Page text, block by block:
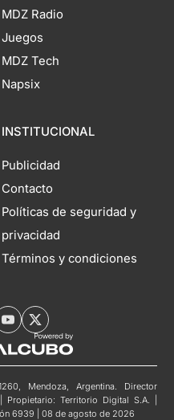
MDZ Radio
Juegos
MDZ Tech
Napsix
INSTITUCIONAL
Publicidad
Contacto
Políticas de seguridad y
privacidad
Términos y condiciones
Mendoza, Argentina. Director
Propietario: Territorio Digital S.A. |
6939 | 08 de agosto de 2026